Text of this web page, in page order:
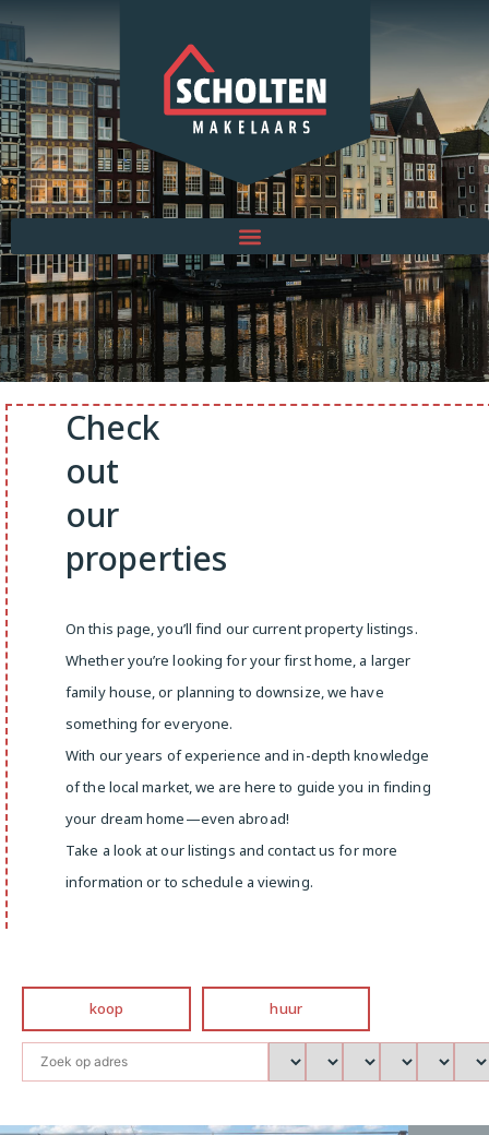
Check
out
our
properties
On this page, you’ll find our current property listings.
Whether you’re looking for your first home, a larger
family house, or planning to downsize, we have
something for everyone.
With our years of experience and in-depth knowledge
of the local market, we are here to guide you in finding
your dream home—even abroad!
Take a look at our listings and contact us for more
information or to schedule a viewing.
koop huur